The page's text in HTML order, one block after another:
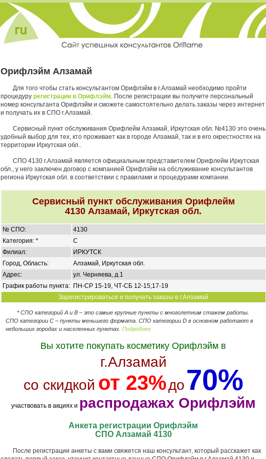
Орифлэйм Алзамай
Для того чтобы стать консультантом Орифлэйм в г.Алзамай необходимо пройти
процедуру регистрации в Орифлэйм. После регистрации вы получите персональный
номер консультанта Орифлэйм и сможете самостоятельно делать заказы через интернет
и получать их в СПО г.Алзамай.
Сервисный пункт обслуживания Орифлейм Алзамай, Иркутская обл. №4130 это очень
удобный выбор для тех, кто проживает как в городе Алзамай, так и в его окрестностях на
территории Иркутская обл..
СПО 4130 г.Алзамай является официальным представителем Орифлейм Иркутская
обл., у него заключен договор с компанией Орифлэйм на обслуживание консультантов
региона Иркутская обл. в соответствии с правилами и процедурами компании.
Сервисный пункт обслуживания Орифлейм
4130 Алзамай, Иркутская обл.
№ СПО:
4130
Категория: *
C
Филиал:
ИРКУТСК
Город, Область:
Алзамай, Иркутская обл.
Адрес:
ул. Черняева, д.1
График работы пункта: ПН-СР 15-19, ЧТ-СБ 12-15;17-19
Зарегистрироваться и получать заказы в г.Алзамай
* СПО категорий А и В – это самые крупные пункты с многолетним стажем работы.
СПО категории C – пункты меньшего формата. СПО категории D в основном работают в
небольших городах и населенных пунктах. Подробнее
Вы хотите покупать косметику Орифлэйм в
г.Алзамай
со скидкой от 23%до70%
участвовать в акциях и распродажах Орифлэйм
Анкета регистрации Орифлэйм
СПО Алзамай 4130
После регистрации анкеты с вами свяжется наш консультант, который расскажет как